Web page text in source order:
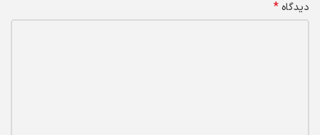
دیدگاه *